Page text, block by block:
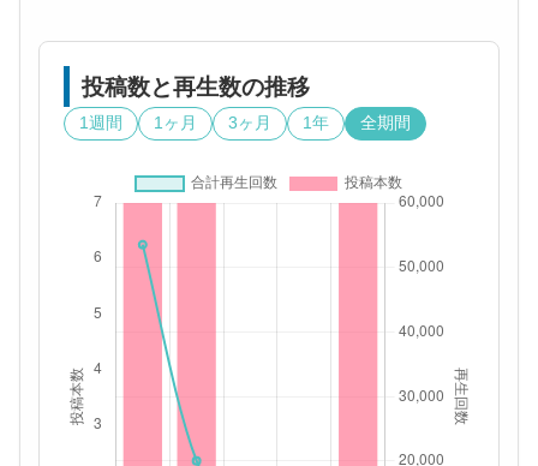
投稿数と再生数の推移
1週間 1ヶ月 3ヶ月 1年 全期間